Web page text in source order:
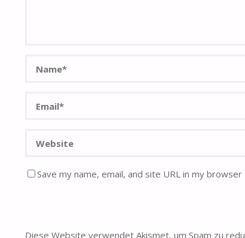
Save my name, email, and site URL in my
Diese Website verwendet Akismet, um Spam zu